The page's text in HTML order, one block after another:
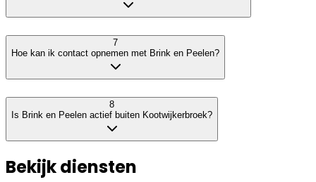
7
Hoe kan ik contact opnemen met Brink en Peelen?
8
Is Brink en Peelen actief buiten Kootwijkerbroek?
Bekijk diensten